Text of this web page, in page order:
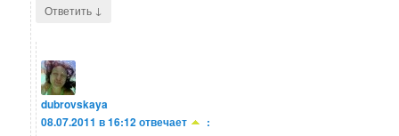
Ответить ↓
dubrovskaya
08.07.2011 в 16:12отвечает :